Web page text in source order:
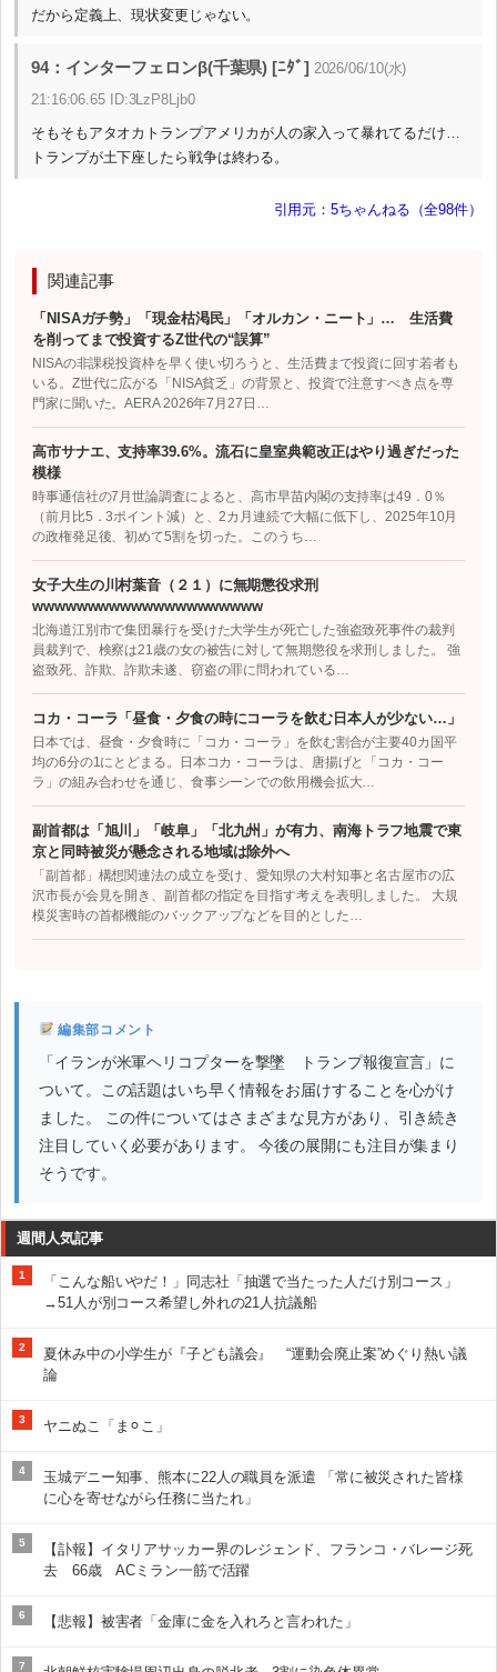
だから定義上、現状変更じゃない。
94：インターフェロンβ(千葉県) [ﾆﾀﾞ] 2026/06/10(水)
21:16:06.65 ID:3LzP8Ljb0
そもそもアタオカトランプアメリカが人の家入って暴れてるだけ…
トランプが土下座したら戦争は終わる。
引用元：5ちゃんねる（全98件）
関連記事
「NISAガチ勢」「現金枯渇民」「オルカン・ニート」… 生活費
を削ってまで投資するZ世代の“誤算”
NISAの非課税投資枠を早く使い切ろうと、生活費まで投資に回す若者も
いる。Z世代に広がる「NISA貧乏」の背景と、投資で注意すべき点を専
門家に聞いた。AERA 2026年7月27日…
高市サナエ、支持率39.6%。流石に皇室典範改正はやり過ぎだった
模様
時事通信社の7月世論調査によると、高市早苗内閣の支持率は49．0％
（前月比5．3ポイント減）と、2カ月連続で大幅に低下し、2025年10月
の政権発足後、初めて5割を切った。このうち…
女子大生の川村葉音（２１）に無期懲役求刑
wwwwwwwwwwwwwwwwwwwww
北海道江別市で集団暴行を受けた大学生が死亡した強盗致死事件の裁判
員裁判で、検察は21歳の女の被告に対して無期懲役を求刑しました。 強
盗致死、詐欺、詐欺未遂、窃盗の罪に問われている…
コカ・コーラ「昼食・夕食の時にコーラを飲む日本人が少ない…」
日本では、昼食・夕食時に「コカ・コーラ」を飲む割合が主要40カ国平
均の6分の1にとどまる。日本コカ・コーラは、唐揚げと「コカ・コー
ラ」の組み合わせを通じ、食事シーンでの飲用機会拡大…
副首都は「旭川」「岐阜」「北九州」が有力、南海トラフ地震で東
京と同時被災が懸念される地域は除外へ
「副首都」構想関連法の成立を受け、愛知県の大村知事と名古屋市の広
沢市長が会見を開き、副首都の指定を目指す考えを表明しました。 大規
模災害時の首都機能のバックアップなどを目的とした…
編集部コメント
「イランが米軍ヘリコプターを撃墜 トランプ報復宣言」に
ついて。この話題はいち早く情報をお届けすることを心がけ
ました。 この件についてはさまざまな見方があり、引き続き
注目していく必要があります。 今後の展開にも注目が集まり
そうです。
週間人気記事
1
「こんな船いやだ！」同志社「抽選で当たった人だけ別コース」
→51人が別コース希望し外れの21人抗議船
2
夏休み中の小学生が『子ども議会』 “運動会廃止案”めぐり熱い議
論
3 ヤニぬこ「ま⚪︎こ」
4
玉城デニー知事、熊本に22人の職員を派遣 「常に被災された皆様
に心を寄せながら任務に当たれ」
5
【訃報】イタリアサッカー界のレジェンド、フランコ・バレージ死
去 66歳 ACミラン一筋で活躍
6 【悲報】被害者「金庫に金を入れろと言われた」
7